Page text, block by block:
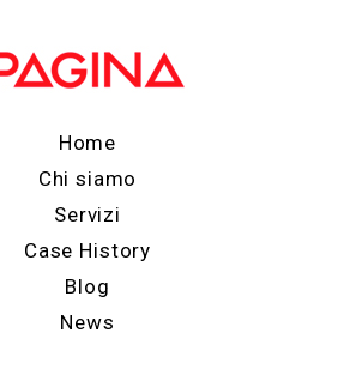
Home
Chi siamo
Servizi
Case History
Blog
News